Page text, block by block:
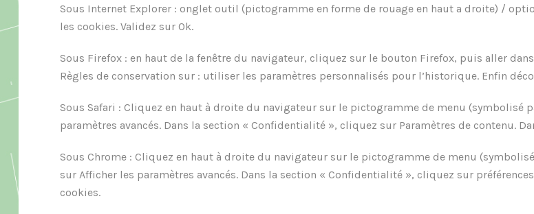
Sous Internet Explorer : onglet outil (pictogramme en forme de rouage en haut a droite) /
les cookies. Validez sur Ok.
Sous Firefox : en haut de la fenêtre du navigateur, cliquez sur le bouton Firefox, puis aller
Règles de conservation sur : utiliser les paramètres personnalisés pour l’historique. Enfin
Sous Safari : Cliquez en haut à droite du navigateur sur le pictogramme de menu (symbolisé
paramètres avancés. Dans la section « Confidentialité », cliquez sur Paramètres de contenu.
Sous Chrome : Cliquez en haut à droite du navigateur sur le pictogramme de menu
sur Afficher les paramètres avancés. Dans la section « Confidentialité », cliquez sur
cookies.